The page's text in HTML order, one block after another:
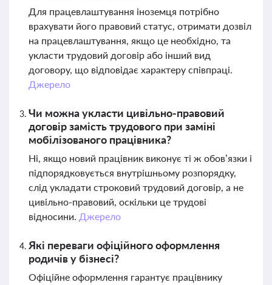
Для працевлаштування іноземця потрібно
врахувати його правовий статус, отримати дозвіл
на працевлаштування, якщо це необхідно, та
укласти трудовий договір або інший вид
договору, що відповідає характеру співпраці.
Джерело
Чи можна укласти цивільно-правовий
договір замість трудового при заміні
мобілізованого працівника?
Ні, якщо новий працівник виконує ті ж обов’язки і
підпорядковується внутрішньому розпорядку,
слід укладати строковий трудовий договір, а не
цивільно-правовий, оскільки це трудові
відносини. Джерело
Які переваги офіційного оформлення
родичів у бізнесі?
Офіційне оформлення гарантує працівнику